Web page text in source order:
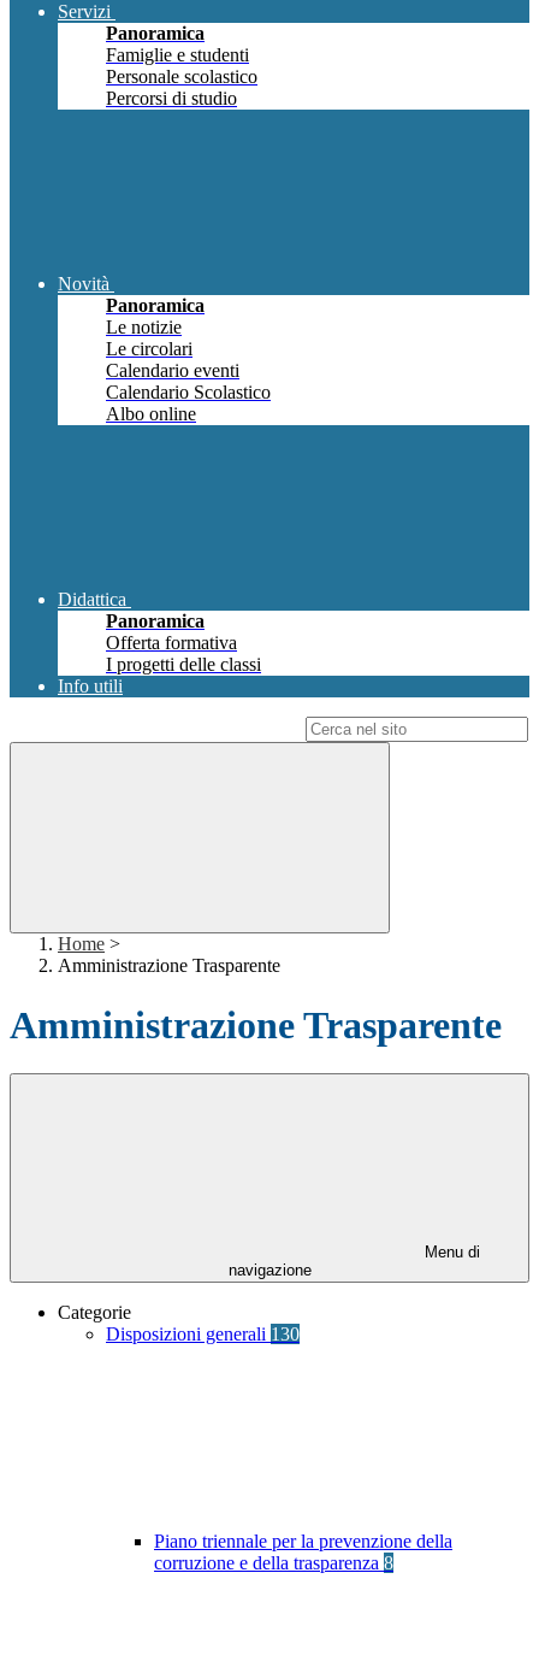
Servizi
Panoramica
Famiglie e studenti
Personale scolastico
Percorsi di studio
Novità
Panoramica
Le notizie
Le circolari
Calendario eventi
Calendario Scolastico
Albo online
Didattica
Panoramica
Offerta formativa
I progetti delle classi
Info utili
Home >
Amministrazione Trasparente
Amministrazione Trasparente
Menu di
navigazione
Categorie
Disposizioni generali 130
Piano triennale per la prevenzione della
corruzione e della trasparenza 8